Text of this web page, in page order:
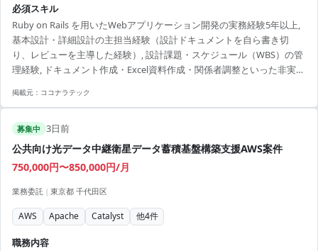
の整理・起票、関係者との解消推進）を主担当として実施いただきま
す。設計からテストにかけてのWBS策定および進捗管理を行っていた
だきます。Ruby on Railsを用いた汎用的で保守性の高い設計・実装
や、必要に応じた技術検証・PoCを実施していただきます。プロダクト
チームや関係各社との仕様・スケジュール調整を...
必須スキル
Ruby on Rails を用いたWebアプリケーション開発の実務経験5年以上,
基本設計・詳細設計の主担当経験（設計ドキュメントを自ら書き切
り、レビューを主導した経験）, 設計課題・スケジュール（WBS）の管
理経験, ドキュメント作成・Excel資料作成・関係者調整といった非実装
整・進行できるコミュニケーション能力, AWS（クラウド環境）の知
掲載元： ココナラテック
募集中 3日前
公共向け光データ中継衛星データ蓄積基盤構築支援AWS案件
750,000円〜850,000円/月
業務委託 | 東京都 千代田区
AWS Apache Catalyst 他4件
職務内容